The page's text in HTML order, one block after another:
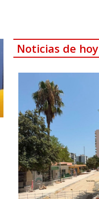
Noticias de hoy